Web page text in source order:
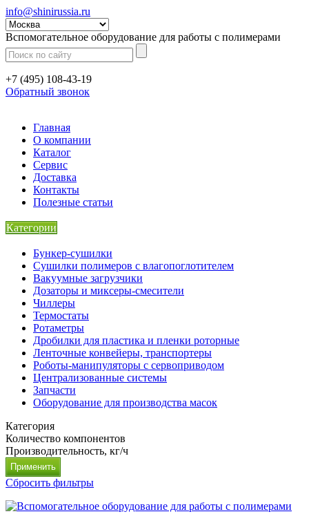
info@shinirussia.ru
Вспомогательное оборудование для работы с полимерами
+7 (495) 108-43-19
Обратный звонок
Главная
О компании
Каталог
Сервис
Доставка
Контакты
Полезные статьи
Категории
Бункер-сушилки
Сушилки полимеров с влагопоглотителем
Вакуумные загрузчики
Дозаторы и миксеры-смесители
Чиллеры
Термостаты
Ротаметры
Дробилки для пластика и пленки роторные
Ленточные конвейеры, транспортеры
Роботы-манипуляторы с сервоприводом
Централизованные системы
Запчасти
Оборудование для производства масок
Категория
Количество компонентов
Производительность, кг/ч
Сбросить фильтры